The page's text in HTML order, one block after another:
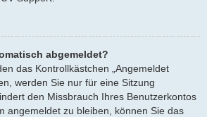
abgemeldet?
das Kontrollkästchen „Angemeldet
werden Sie nur für eine Sitzung
den Missbrauch Ihres Benutzerkontos
angemeldet zu bleiben, können Sie das